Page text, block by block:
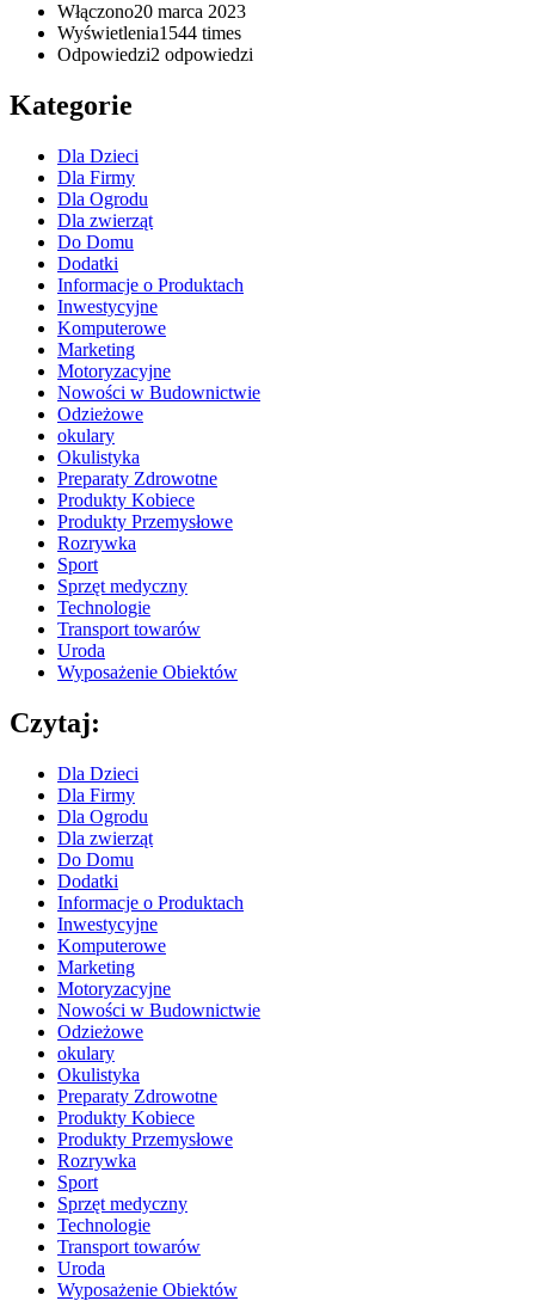
Włączono20 marca 2023
Wyświetlenia1544 times
Odpowiedzi2 odpowiedzi
Kategorie
Dla Dzieci
Dla Firmy
Dla Ogrodu
Dla zwierząt
Do Domu
Dodatki
Informacje o Produktach
Inwestycyjne
Komputerowe
Marketing
Motoryzacyjne
Nowości w Budownictwie
Odzieżowe
okulary
Okulistyka
Preparaty Zdrowotne
Produkty Kobiece
Produkty Przemysłowe
Rozrywka
Sport
Sprzęt medyczny
Technologie
Transport towarów
Uroda
Wyposażenie Obiektów
Czytaj:
Dla Dzieci
Dla Firmy
Dla Ogrodu
Dla zwierząt
Do Domu
Dodatki
Informacje o Produktach
Inwestycyjne
Komputerowe
Marketing
Motoryzacyjne
Nowości w Budownictwie
Odzieżowe
okulary
Okulistyka
Preparaty Zdrowotne
Produkty Kobiece
Produkty Przemysłowe
Rozrywka
Sport
Sprzęt medyczny
Technologie
Transport towarów
Uroda
Wyposażenie Obiektów